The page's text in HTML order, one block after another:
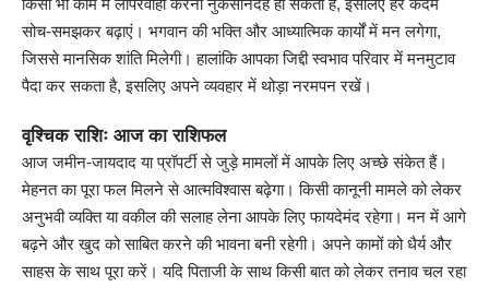
सोच-समझकर बढ़ाएं। भगवान की भक्ति और आध्यात्मिक कार्यों में मन लगेगा,
जिससे मानसिक शांति मिलेगी। हालांकि आपका जिद्दी स्वभाव परिवार में मनमुटाव
पैदा कर सकता है, इसलिए अपने व्यवहार में थोड़ा नरमपन रखें।
वृश्चिक राशिः आज का राशिफल
आज जमीन-जायदाद या प्रॉपर्टी से जुड़े मामलों में आपके लिए अच्छे संकेत हैं।
मेहनत का पूरा फल मिलने से आत्मविश्वास बढ़ेगा। किसी कानूनी मामले को लेकर
अनुभवी व्यक्ति या वकील की सलाह लेना आपके लिए फायदेमंद रहेगा। मन में आगे
बढ़ने और खुद को साबित करने की भावना बनी रहेगी। अपने कामों को धैर्य और
साहस के साथ पूरा करें। यदि पिताजी के साथ किसी बात को लेकर तनाव चल रहा